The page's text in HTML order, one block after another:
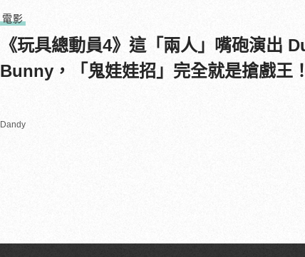
電影
《玩具總動員4》這「兩人」嘴砲演出
Bunny，「鬼娃娃招」完全就是搶戲王！
Dandy